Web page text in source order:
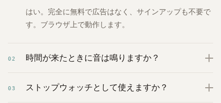
はい。完全に無料で広告はなく、サインアップも不要で
す。ブラウザ上で動作します。
02 時間が来たときに音は鳴りますか？
03 ストップウォッチとして使えますか？